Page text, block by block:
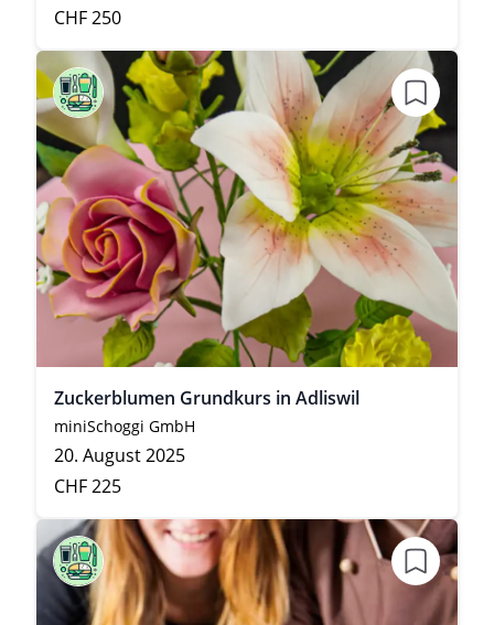
CHF 250
Zuckerblumen Grundkurs in Adliswil
miniSchoggi GmbH
20. August 2025
CHF 225